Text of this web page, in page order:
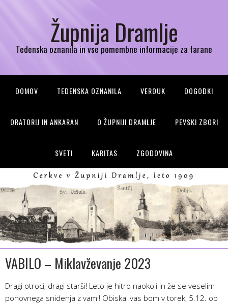
Župnija Dramlje
Tedenska oznanila in vse pomembne informacije za farane
DOMOV TEDENSKA OZNANILA VEROUK DOGODKI
ORATORIJ IN ANKARAN O ŽUPNIJI DRAMLJE PEVSKI ZBORI
SVETI KARITAS ZGODOVINA
VABILO – Miklavževanje 2023
Dragi otroci, dragi starši! Leto je hitro naokoli in že se veselim
ponovnega snidenja z vami! Obiskal vas bom v torek, 5.12. ob